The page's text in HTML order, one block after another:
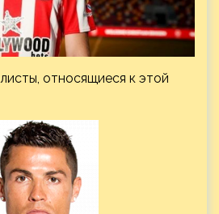
относящиеся к этой